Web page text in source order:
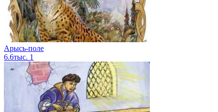
Арысь-поле
6.6тыс. 1